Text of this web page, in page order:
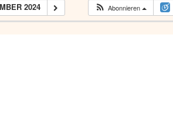
2024 Abonnieren